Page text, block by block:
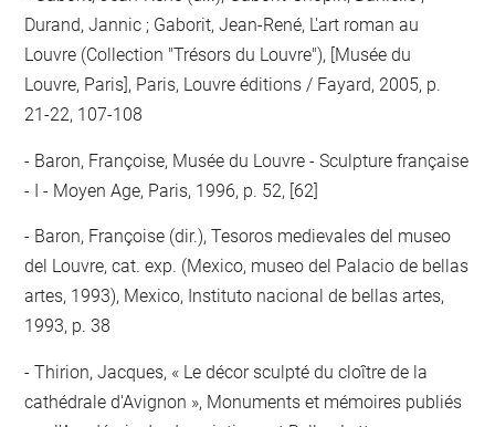
Durand, Jannic ; Gaborit, Jean-René, L'art roman au
Louvre (Collection "Trésors du Louvre"), [Musée du
Louvre, Paris], Paris, Louvre éditions / Fayard, 2005, p.
21-22, 107-108
Baron, Françoise, Musée du Louvre - Sculpture française
- I - Moyen Age, Paris, 1996, p. 52, [62]
Baron, Françoise (dir.), Tesoros medievales del museo
del Louvre, cat. exp. (Mexico, museo del Palacio de bellas
artes, 1993), Mexico, Instituto nacional de bellas artes,
1993, p. 38
Thirion, Jacques, « Le décor sculpté du cloître de la
cathédrale d'Avignon », Monuments et mémoires publiés